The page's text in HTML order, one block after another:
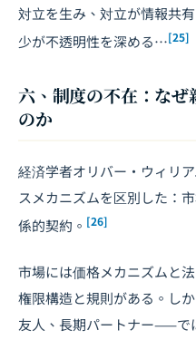
対立を生み、対立が情報共
少が不透明性を深める…[25]
六、制度の不在：な
のか
経済学者オリバー・ウィリ
スメカニズムを区別した：
係的契約。 [26]
市場には価格メカニズムと
権限構造と規則がある。し
友人、長期パートナー——で